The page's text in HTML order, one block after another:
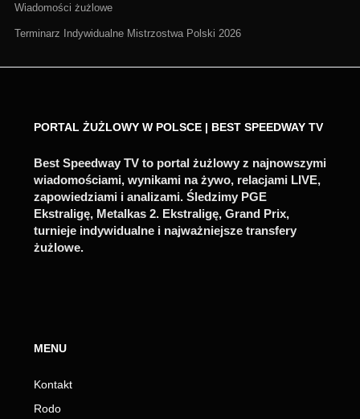
Wiadomości żużlowe
Terminarz Indywidualne Mistrzostwa Polski 2026
PORTAL ŻUŻLOWY W POLSCE | BEST SPEEDWAY TV
Best Speedway TV to portal żużlowy z najnowszymi
wiadomościami, wynikami na żywo, relacjami LIVE,
zapowiedziami i analizami. Śledzimy PGE
Ekstraligę, Metalkas 2. Ekstraligę, Grand Prix,
turnieje indywidualne i najważniejsze transfery
żużlowe.
MENU
Kontakt
Rodo